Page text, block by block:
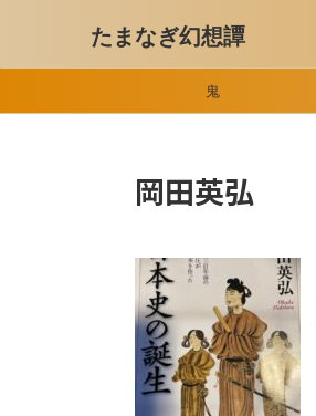
たまなぎ幻想譚
鬼
岡田英弘